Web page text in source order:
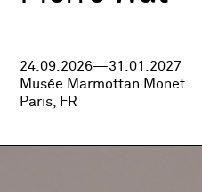
24.09.2026—31.01.2027
Musée Marmottan Monet
Paris, FR